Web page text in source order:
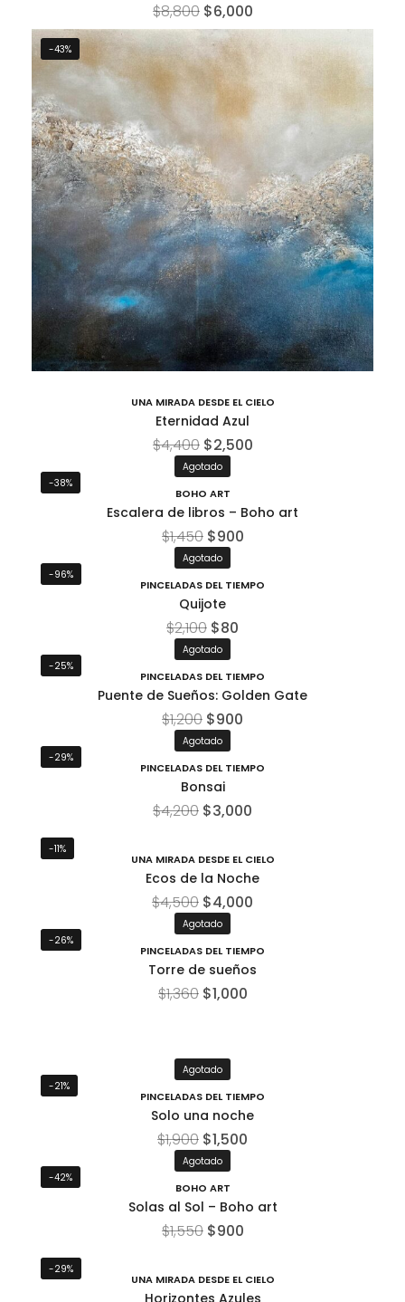
$8,800 $6,000
-43%
UNA MIRADA DESDE EL CIELO
Eternidad Azul
$4,400 $2,500
-38%
Agotado
BOHO ART
Escalera de libros – Boho art
$1,450 $900
-96%
Agotado
PINCELADAS DEL TIEMPO
Quijote
$2,100 $80
-25%
Agotado
PINCELADAS DEL TIEMPO
Puente de Sueños: Golden Gate
$1,200 $900
-29%
Agotado
PINCELADAS DEL TIEMPO
Bonsai
$4,200 $3,000
-11%
UNA MIRADA DESDE EL CIELO
Ecos de la Noche
$4,500 $4,000
-26%
Agotado
PINCELADAS DEL TIEMPO
Torre de sueños
$1,360 $1,000
-21%
Agotado
PINCELADAS DEL TIEMPO
Solo una noche
$1,900 $1,500
-42%
Agotado
BOHO ART
Solas al Sol – Boho art
$1,550 $900
-29%
UNA MIRADA DESDE EL CIELO
Horizontes Azules